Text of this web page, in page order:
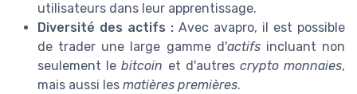
utilisateurs dans leur apprentissage.
Diversité des actifs : Avec avapro, il est possible
de trader une large gamme d'actifsincluant non
seulement lebitcoin et d'autres crypto monnaies,
mais aussi les matières premières.